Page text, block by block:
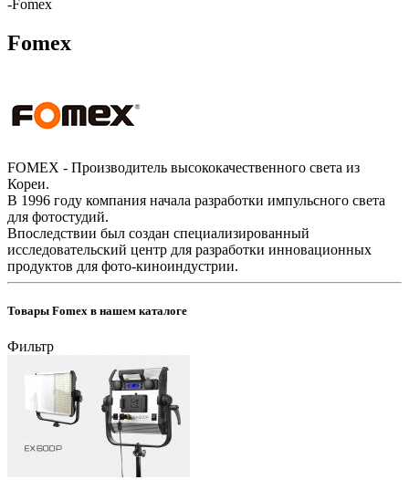
-Fomex
Fomex
FOMEX - Производитель высококачественного света из
Кореи.
В 1996 году компания начала разработки импульсного света
для фотостудий.
Впоследствии был создан специализированный
исследовательский центр для разработки инновационных
продуктов для фото-киноиндустрии.
Товары Fomex в нашем каталоге
Фильтр